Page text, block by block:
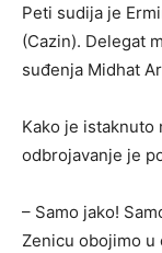
Peti sudija je
(Cazin). Delegat
suđenja Midhat
Kako je istaknuto
odbrojavanje je
– Samo jako!
Zenicu obojimo u